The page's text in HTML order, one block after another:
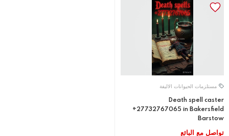
مستلزمات الحيوانات الاليفة
Death spell caster
+27732767065 in Bakersfield
Barstow
تواصل مع البائع